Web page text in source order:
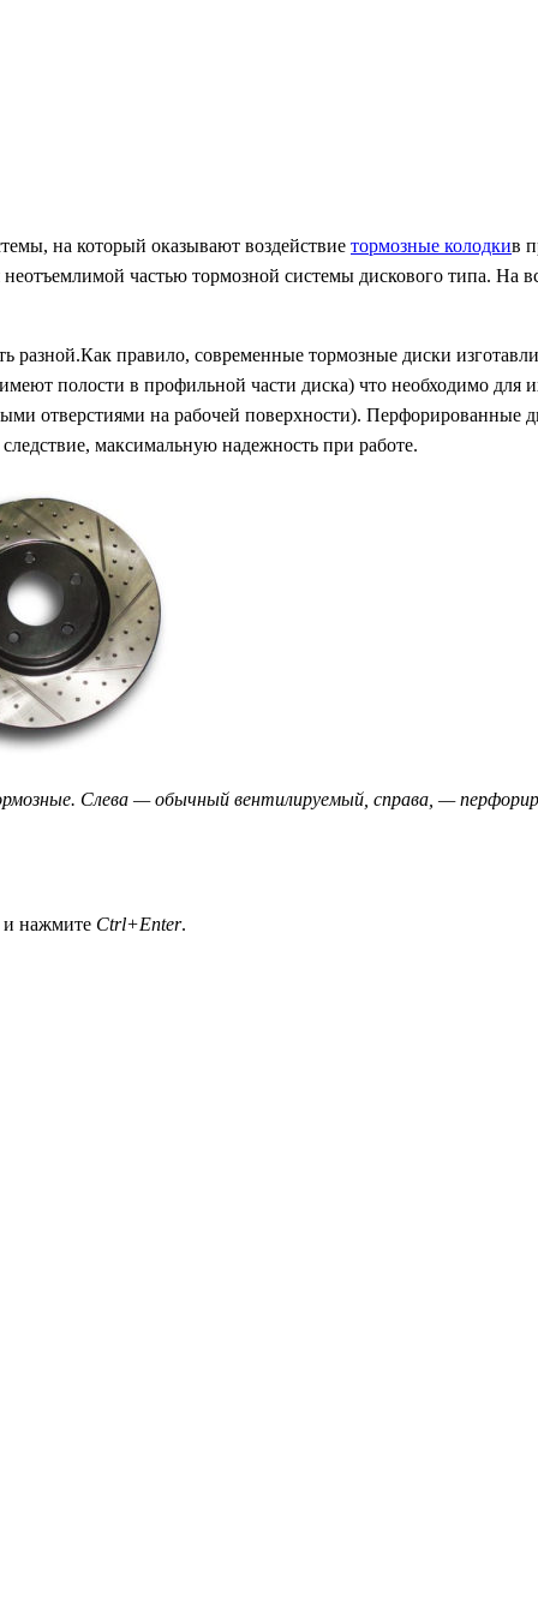
на который оказывают воздействие тормозные колодкив
частью тормозной системы дискового типа. На
разной.Как правило, современные тормозные диски
полости в профильной части диска) что необходимо
отверстиями на рабочей поверхности). Перфорированные
максимальную надежность при работе.
Слева — обычный вентилируемый, справа, —
и нажмите Ctrl+Enter.